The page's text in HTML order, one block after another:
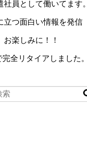
社員として働いてます。
立つ面白い情報を発信
お楽しみに！！
全リタイアしました。